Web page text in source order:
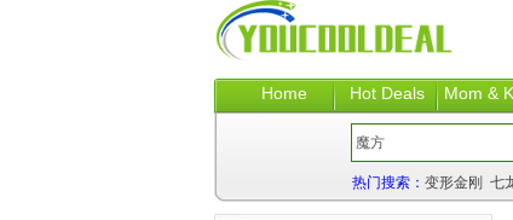
Home Hot Deals Mom &
热门搜索： 变形金刚 七